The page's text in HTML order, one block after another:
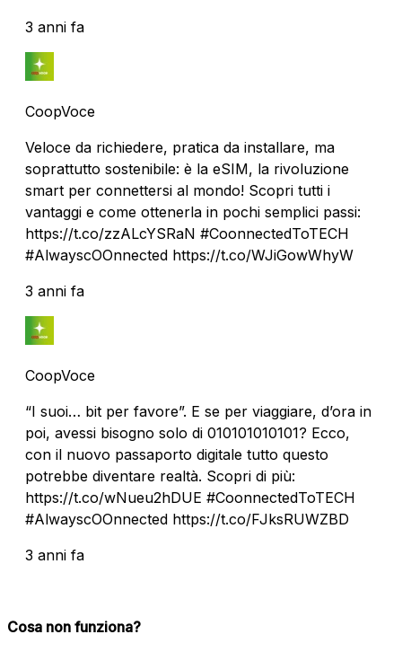
3 anni fa
CoopVoce
Veloce da richiedere, pratica da installare, ma
soprattutto sostenibile: è la eSIM, la rivoluzione
smart per connettersi al mondo! Scopri tutti i
vantaggi e come ottenerla in pochi semplici passi:
https://t.co/zzALcYSRaN #CoonnectedToTECH
#AlwayscOOnnected https://t.co/WJiGowWhyW
3 anni fa
CoopVoce
“I suoi… bit per favore”. E se per viaggiare, d’ora in
poi, avessi bisogno solo di 010101010101? Ecco,
con il nuovo passaporto digitale tutto questo
potrebbe diventare realtà. Scopri di più:
https://t.co/wNueu2hDUE #CoonnectedToTECH
#AlwayscOOnnected https://t.co/FJksRUWZBD
3 anni fa
Cosa non funziona?